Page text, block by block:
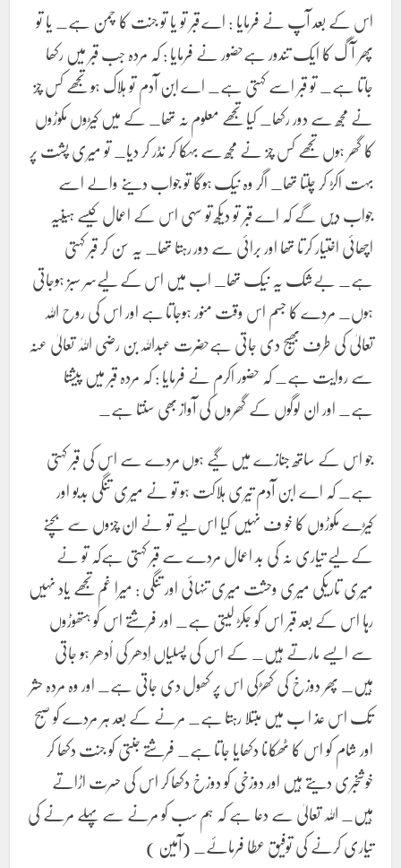
اس کے بعد آپ نے فرمایا : اے قبر تو یا تو جنت کا چمن ہے_ یا تو
پھر آگ کا ایک تندور ہےحضور نے فرمایا : کہ مردہ جب قبر میں رکھا
جاتا ہے_ تو قبر اسے کہتی ہے_ اے ابن آدم تو ہلاک ہو تجھے کس چز
نے مجھ سے دور رکھا_ کیا تجھے معلوم نہ تھا_ کے میں کیڑوں مکوڑوں
کا گھر ہوں تجھے کس چز نے مجھ سے بہکا کر نڈر کر دیا_ تو میری پشت پر
بہت اکڑ کر چلتا تھا_ اگر وہ نیک ہوگا تو جواب دینے والے اسے
جواب دیں گے کہ اے قبر تو دیکھ تو سہی اس کے اعمال کیسے ہیںیہ
اچھائی اختیار کرتا تھا اور برائی سے دور رہتا تھا_ یہ سن کر قبر کہتی
ہے_ بےشک یہ نیک تھا_ اب میں اس کے لیےسر سبز ہوجاتی
ہوں_ مردے کا جسم اس وقت منور ہوجاتا ہے اور اس کی روح اللہ
تعالیٰ کی طرف بھیج دی جاتی ہےحضرت عبداللہ بن رضی اللہٰ تعالیٰ عنہ
سے روایت ہے_ کہ حضور اکرم نے فرمایا : کہ مردہ قبر میں پیشتا
ہے_ اور ان لوگوں کے گھروں کی آواز بھی سنتا ہے_
جو اس کے ساتھ جنازے میں گیے ہوں مردے سے اس کی قبر کہتی
ہے_ کہ اے ابن آدم تیری ہلاکت ہو تو نے میری تنگی بدبو اور
کیڑے مکوڑوں کا خو ف نہیں کیا اس لیے تو نے ان چزوں سے بچنے
کے لیے تیاری نہ کی بد اعمال مردے سے قبر کہتی ہےکہ تو نے
میری تاریکی میری وحشت میری تنہائی اور تنگی : میرا غم تجھے یاد نہیں
رہا اس کے بعد قبر اس کو جکڑ لیتی ہے_ اور فرشتے اس کو ہتھوڑوں
سے ایسے مارتے ہیں_ کے اس کی پسلیاں اِدھر کی اُدھر ہو جاتی
ہیں_ پھر دوزخ کی کھڑکی اس پر کھول دی جاتی ہے_ اور وہ مردہ حشر
تک اس عذ ا ب میں مبتلا رہتا ہے_ مرنے کے بعد ہر مردے کو صبح
اور شام کو اس کا ٹھکانا دکھایا جاتا ہے_ فرشتے جنتی کو جنت دکھا کر
خوشخبری دیتے ہیں اور دوزخی کو دوزخ دکھا کر اس کی حسرت اڑاتے
ہیں_ اللہ تعالیٰ سے دعا ہے کہ ہم سب کو مرنے سے پہلے مرنے کی
تیاری کرنے کی توفیق عطا فرمائے_ (آمین )